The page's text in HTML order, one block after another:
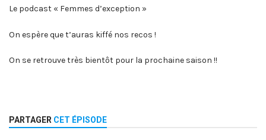
Le podcast « Femmes d’exception »
On espère que t’auras kiffé nos recos !
On se retrouve très bientôt pour la prochaine saison !!
PARTAGER CET ÉPISODE